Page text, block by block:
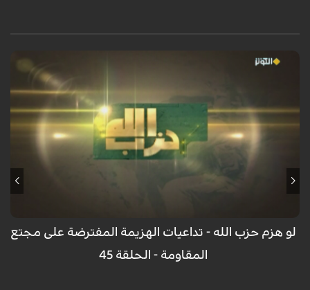
لو هزم حزب الله - تداعيات الهزيمة المفترضة على مجتع
المقاومة - الحلقة 45